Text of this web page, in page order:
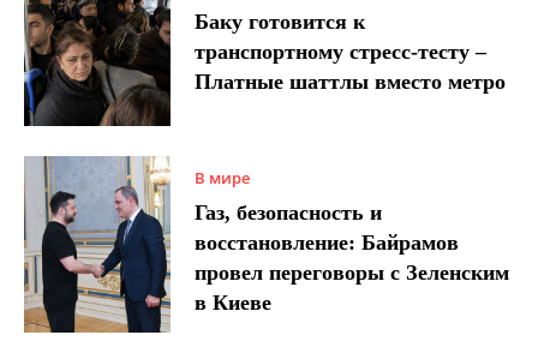
Баку готовится к
транспортному стресс-тесту –
Платные шаттлы вместо метро
В мире
Газ, безопасность и
восстановление: Байрамов
провел переговоры с Зеленским
в Киеве